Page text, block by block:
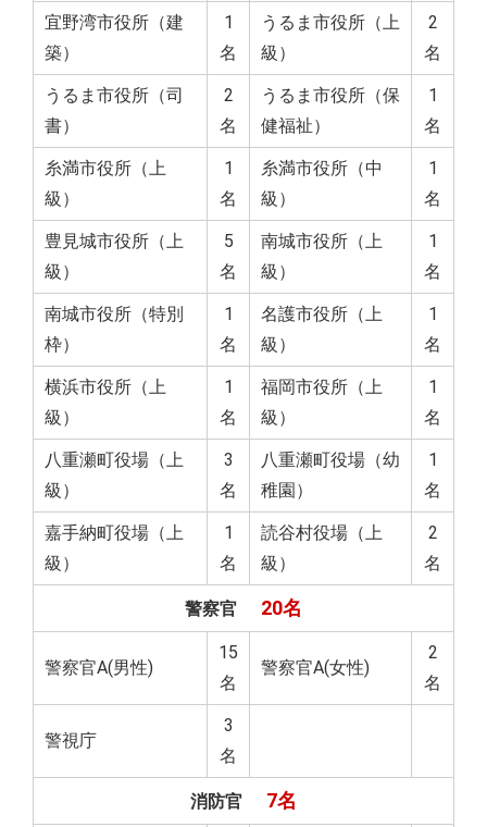
宜野湾市役所（建
築）
1
名
うるま市役所（上
級）
2
名
うるま市役所（司
書）
2
名
うるま市役所（保
健福祉）
1
名
糸満市役所（上
級）
1
名
糸満市役所（中
級）
1
名
豊見城市役所（上
級）
5
名
南城市役所（上
級）
1
名
南城市役所（特別
枠）
1
名
名護市役所（上
級）
1
名
横浜市役所（上
級）
1
名
福岡市役所（上
級）
1
名
八重瀬町役場（上
級）
3
名
八重瀬町役場（幼
稚園）
1
名
嘉手納町役場（上
級）
1
名
読谷村役場（上
級）
2
名
警察官 20名
警察官A(男性)
15
名
警察官A(女性)
2
名
警視庁
3
名
消防官 7名